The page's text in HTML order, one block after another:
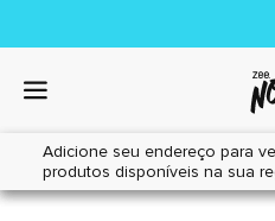
Adicione seu endereço para
produtos disponíveis na sua
Home|Cães|Petiscos